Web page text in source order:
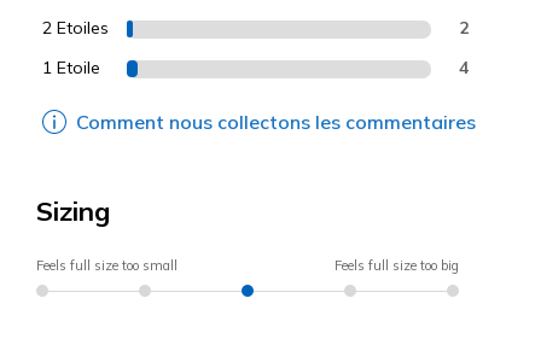
2 Etoiles 2
1 Etoile 4
Comment nous collectons les commentaires
Sizing
Feels full size too small Feels full size too big